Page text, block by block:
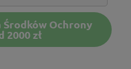
Ochrony
2000 zł